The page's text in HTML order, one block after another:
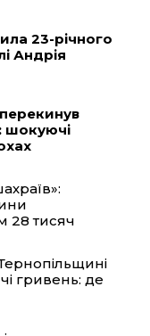
p
23-річного
Андрія
перекинув
шокуючі
28 тисяч
гривень: де